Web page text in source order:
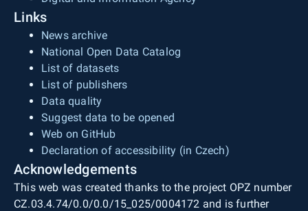
Links
News archive
National Open Data Catalog
List of datasets
List of publishers
Data quality
Suggest data to be opened
Web on GitHub
Declaration of accessibility (in Czech)
Acknowledgements
This web was created thanks to the project OPZ number
CZ.03.4.74/0.0/0.0/15_025/0004172 and is further